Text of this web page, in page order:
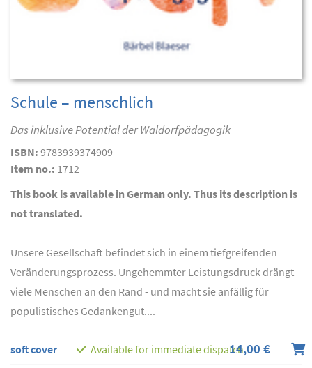
Schule – menschlich
Das inklusive Potential der Waldorfpädagogik
ISBN: 9783939374909
Item no.: 1712
This book is available in German only. Thus its description is
not translated.
Unsere Gesellschaft befindet sich in einem tiefgreifenden
Veränderungsprozess. Ungehemmter Leistungsdruck drängt
viele Menschen an den Rand - und macht sie anfällig für
populistisches Gedankengut....
soft cover Available for immediate dispatch14,00 €